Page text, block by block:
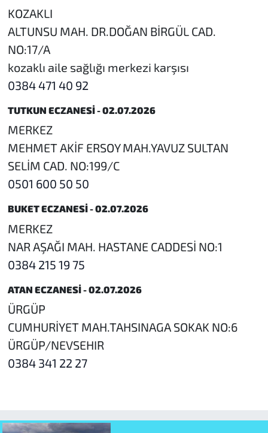
KOZAKLI
ALTUNSU MAH. DR.DOĞAN BİRGÜL CAD.
NO:17/A
kozaklı aile sağlığı merkezi karşısı
0384 471 40 92
TUTKUN ECZANESİ - 02.07.2026
MERKEZ
MEHMET AKİF ERSOY MAH.YAVUZ SULTAN
SELİM CAD. NO:199/C
0501 600 50 50
BUKET ECZANESİ - 02.07.2026
MERKEZ
NAR AŞAĞI MAH. HASTANE CADDESİ NO:1
0384 215 19 75
ATAN ECZANESİ - 02.07.2026
ÜRGÜP
CUMHURİYET MAH.TAHSINAGA SOKAK NO:6
ÜRGÜP/NEVSEHIR
0384 341 22 27